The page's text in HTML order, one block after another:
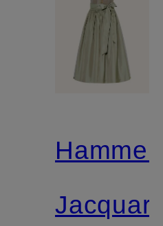
Jacquard-